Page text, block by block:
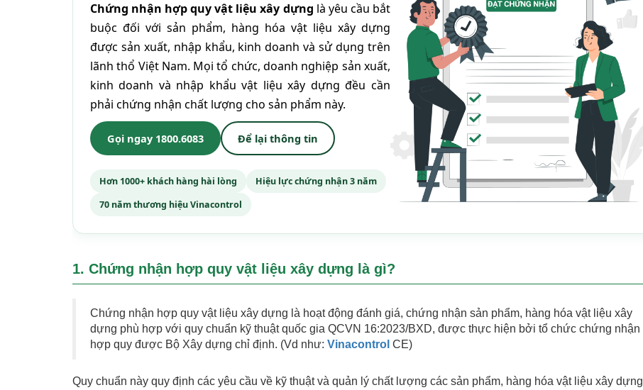
Chứng nhận hợp quy vật liệu xây dựng là yêu cầu bắt
buộc đối với sản phẩm, hàng hóa vật liệu xây dựng
được sản xuất, nhập khẩu, kinh doanh và sử dụng trên
lãnh thổ Việt Nam. Mọi tổ chức, doanh nghiệp sản xuất,
kinh doanh và nhập khẩu vật liệu xây dựng đều cần
phải chứng nhận chất lượng cho sản phẩm này.
Gọi ngay 1800.6083 Để lại thông tin
Hơn 1000+ khách hàng hài lòng
Hiệu lực chứng nhận 3 năm
70 năm thương hiệu Vinacontrol
1. Chứng nhận hợp quy vật liệu xây dựng là gì?
Chứng nhận hợp quy vật liệu xây dựng là hoạt động đánh giá, chứng nhận sản phẩm, hàng hóa vật liệu xây
dựng phù hợp với quy chuẩn kỹ thuật quốc gia QCVN 16:2023/BXD, được thực hiện bởi tổ chức chứng nhận
hợp quy được Bộ Xây dựng chỉ định. (Vd như: Vinacontrol CE)
Quy chuẩn này quy định các yêu cầu về kỹ thuật và quản lý chất lượng các sản phẩm, hàng hóa vật liệu xây dựng